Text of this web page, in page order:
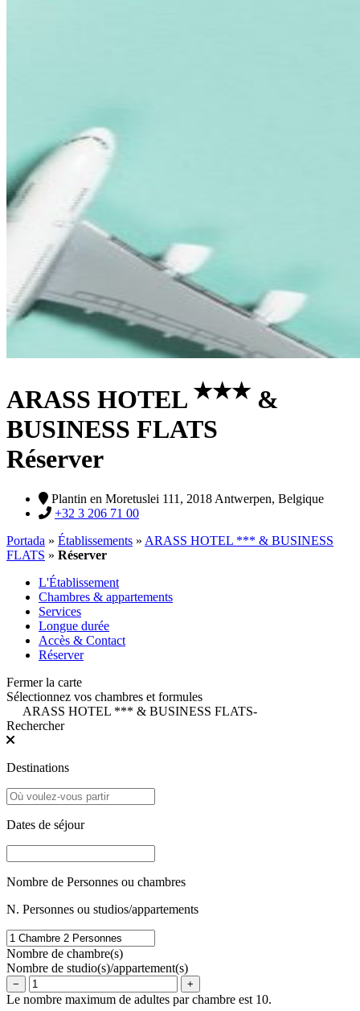
ARASS HOTEL ★★★ &
BUSINESS FLATS
Réserver
Plantin en Moretuslei 111, 2018 Antwerpen, Belgique
+32 3 206 71 00
Portada » Établissements » ARASS HOTEL *** & BUSINESS
FLATS » Réserver
L'Établissement
Chambres & appartements
Services
Longue durée
Accès & Contact
Réserver
Fermer la carte
Sélectionnez vos chambres et formules
ARASS HOTEL *** & BUSINESS FLATS-
Rechercher
Destinations
Dates de séjour
Nombre de Personnes ou chambres
N. Personnes ou studios/appartements
Nombre de chambre(s)
Nombre de studio(s)/appartement(s)
− +
Le nombre maximum de adultes par chambre est 10.